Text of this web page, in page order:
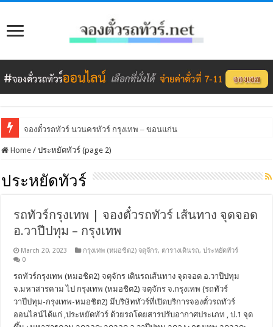
จองตั๋วรถทัวร์ นวนครทัวร์ กรุงเทพ – ขอนแก่น
Home / ประหยัดทัวร์ (page 2)
ประหยัดทัวร์
รถทัวร์กรุงเทพ | จองตั๋วรถทัวร์ เส้นทาง จุดจอด
อ.วาปีปทุม – กรุงเทพ
March 20, 2023 กรุงเทพ (หมอชิต2) จตุจักร, ตารางเดินรถ,ประหยัดทัวร์
0
รถทัวร์กรุงเทพ (หมอชิต2) จตุจักร เดินรถเส้นทาง จุดจอด อ.วาปีปทุม
จ.มหาสารคาม ไป กรุงเทพ (หมอชิต2) จตุจักร จ.กรุงเทพ (รถทัวร์
วาปีปทุม-กรุงเทพ-หมอชิต2) มีบริษัททัวร์ที่เปิดบริการจองตั๋วรถทัวร์
ออนไลน์ได้แก่ ,ประหยัดทัวร์ ด้วยรถโดยสารปรับอากาศประเภท , ป.1 จุด